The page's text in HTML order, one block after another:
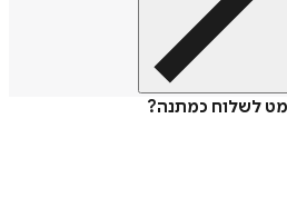
לשלוח כמתנה?